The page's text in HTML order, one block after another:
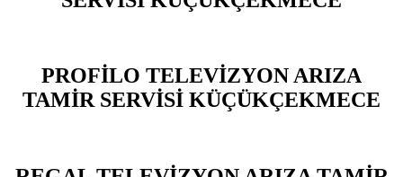
PROFİLO TELEVİZYON ARIZA
TAMİR SERVİSİ KÜÇÜKÇEKMECE